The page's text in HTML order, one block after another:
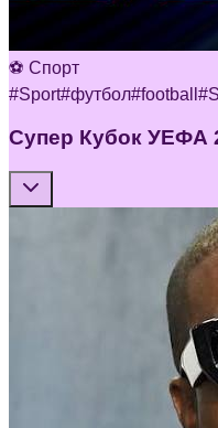
⚽ Спорт
#Sport#футбол#football #
Супер Кубок УЕФА